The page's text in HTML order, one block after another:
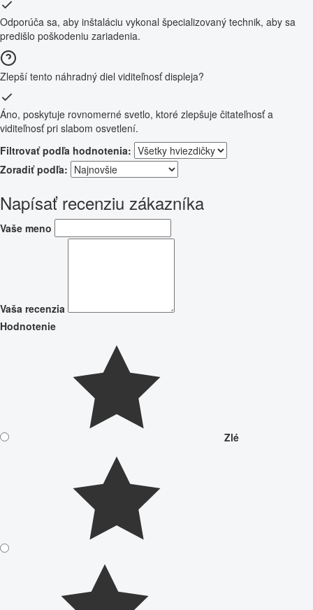
Odporúča sa, aby inštaláciu vykonal špecializovaný technik, aby sa
predišlo poškodeniu zariadenia.
Zlepší tento náhradný diel viditeľnosť displeja?
Áno, poskytuje rovnomerné svetlo, ktoré zlepšuje čitateľnosť a
viditeľnosť pri slabom osvetlení.
Filtrovať podľa hodnotenia:
Zoradiť podľa:
Napísať recenziu zákazníka
Vaše meno
Vaša recenzia
Hodnotenie
Zlé